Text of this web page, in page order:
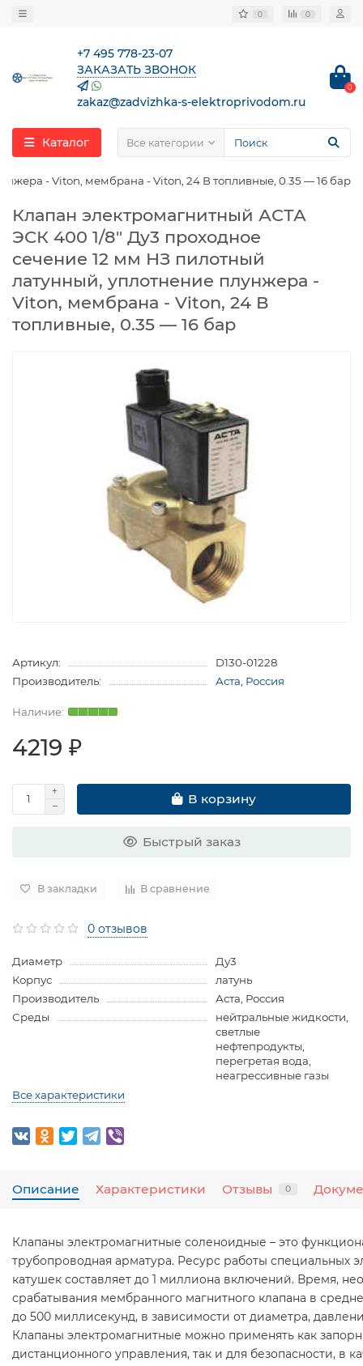
0 0
+7 495 778-23-07
ЗАКАЗАТЬ ЗВОНОК
zakaz@zadvizhka-s-elektroprivodom.ru
0
Каталог Все категории
- Viton, мембрана - Viton, 24 В топливные, 0.35 — 16 бар
Клапан электромагнитный АСТА
ЭСК 400 1/8″ Ду3 проходное
сечение 12 мм НЗ пилотный
латунный, уплотнение плунжера -
Viton, мембрана - Viton, 24 В
топливные, 0.35 — 16 бар
Артикул:
D130-01228
Производитель:
Аста, Россия
4219 ₽
В корзину
Быстрый заказ
В закладки В сравнение
0 отзывов
Диаметр
Ду3
Корпус
латунь
Производитель
Аста, Россия
Среды
нейтральные жидкости,
светлые
нефтепродукты,
перегретая вода,
неагрессивные газы
Все характеристики
Описание Характеристики Отзывы 0
Клапаны электромагнитные соленоидные – это
трубопроводная арматура. Ресурс работы специальных
катушек составляет до 1 миллиона включений. Время,
срабатывания мембранного магнитного клапана в
до 500 миллисекунд, в зависимости от диаметра,
Клапаны электромагнитные можно применять как
дистанционного управления, так и для безопасности, в